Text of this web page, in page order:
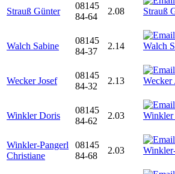
Strauß Günter
08145
84-64
2.08
Walch Sabine
08145
84-37
2.14
Wecker Josef
08145
84-32
2.13
Winkler Doris
08145
84-62
2.03
Winkler-Pangerl
Christiane
08145
84-68
2.03